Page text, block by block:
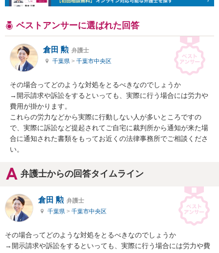
ベストアンサーに選ばれた回答
倉田 勲 弁護士
千葉県 > 千葉市中央区
その場合ってどのような対処をとるべきなのでしょうか
→開示請求や訴訟をするといっても、実際に行う場合には労力や
費用が掛かります。
これらの労力などから実際に行動しない人が多いところですの
で、実際に訴訟など提起されてご自宅に裁判所から通知が来た場
合に通知された書類をもってお近くの法律事務所でご相談くださ
い。
弁護士からの回答タイムライン
倉田 勲 弁護士
千葉県 > 千葉市中央区
その場合ってどのような対処をとるべきなのでしょうか
→開示請求や訴訟をするといっても、実際に行う場合には労力や費